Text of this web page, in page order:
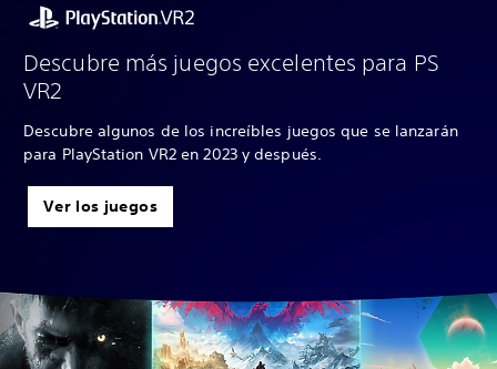
Descubre más juegos excelentes para PS
VR2
Descubre algunos de los increíbles juegos que se lanzarán
para PlayStation VR2 en 2023 y después.
Ver los juegos